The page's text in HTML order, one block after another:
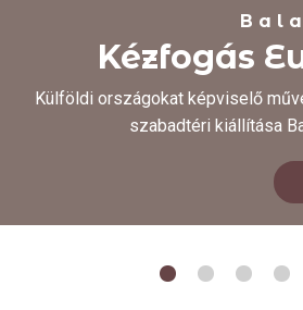
Kézfogás
Külföldi országokat képviselő
szabadtéri kiállítása